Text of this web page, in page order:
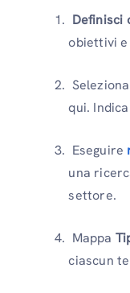
Definisci
obiettivi
qui.
Eseguire
una
settore.
Mappa
ciascun